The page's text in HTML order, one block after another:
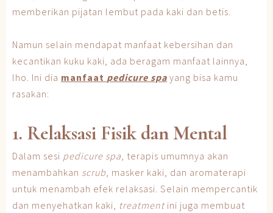
memberikan pijatan lembut pada kaki dan betis.
Namun selain mendapat manfaat kebersihan dan
kecantikan kuku kaki, ada beragam manfaat lainnya,
lho. Ini dia manfaat pedicure spa yang bisa kamu
rasakan:
1. Relaksasi Fisik dan Mental
Dalam sesi pedicure spa , terapis umumnya akan
menambahkan scrub , masker kaki, dan aromaterapi
untuk menambah efek relaksasi. Selain mempercantik
dan menyehatkan kaki, treatmentini juga membuat